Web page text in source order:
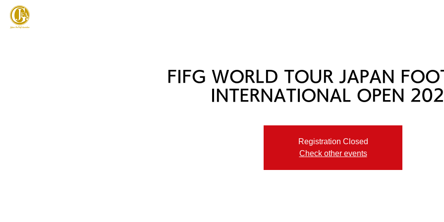
FIFG WORLD TOUR JAPAN
INTERNATIONAL OPEN
Registration Closed
Check other events